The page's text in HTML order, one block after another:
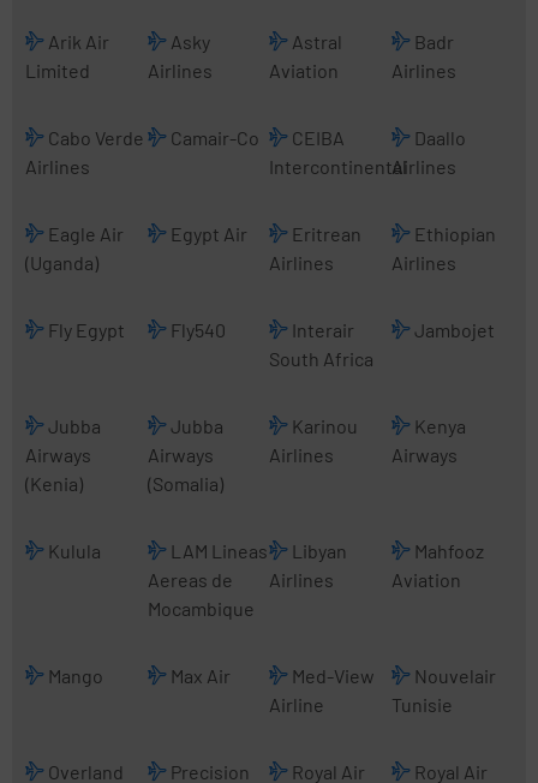
Arik Air
Limited
Asky
Airlines
Astral
Aviation
Badr
Airlines
Cabo Verde
Airlines
Camair-Co
CEIBA
Intercontinental
Daallo
Airlines
Eagle Air
(Uganda)
Egypt Air
Eritrean
Airlines
Ethiopian
Airlines
Fly Egypt Fly540
Interair
South Africa
Jambojet
Jubba
Airways
(Kenia)
Jubba
Airways
(Somalia)
Karinou
Airlines
Kenya
Airways
Kulula
LAM Lineas
Aereas de
Mocambique
Libyan
Airlines
Mahfooz
Aviation
Mango Max Air
Med-View
Airline
Nouvelair
Tunisie
Overland Precision Royal Air Royal Air